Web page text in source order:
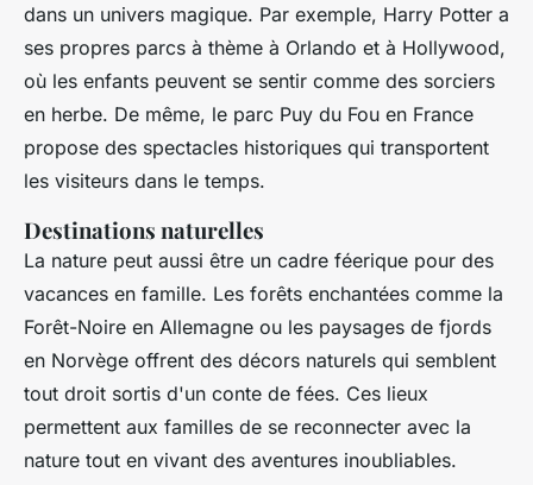
dans un univers magique. Par exemple, Harry Potter a
ses propres parcs à thème à Orlando et à Hollywood,
où les enfants peuvent se sentir comme des sorciers
en herbe. De même, le parc Puy du Fou en France
propose des spectacles historiques qui transportent
les visiteurs dans le temps.
Destinations naturelles
La nature peut aussi être un cadre féerique pour des
vacances en famille. Les forêts enchantées comme la
Forêt-Noire en Allemagne ou les paysages de fjords
en Norvège offrent des décors naturels qui semblent
tout droit sortis d'un conte de fées. Ces lieux
permettent aux familles de se reconnecter avec la
nature tout en vivant des aventures inoubliables.